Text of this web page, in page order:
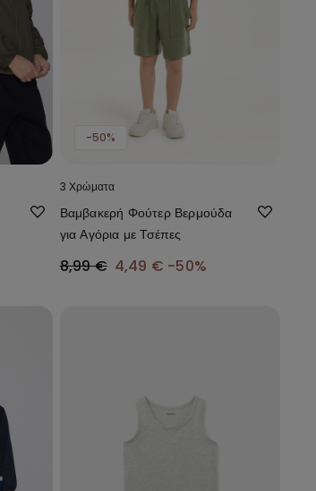
-50%
3 Χρώματα
Βαμβακερή Φούτερ Βερμούδα
για Αγόρια με Τσέπες
8,99 € 4,49 € -50%